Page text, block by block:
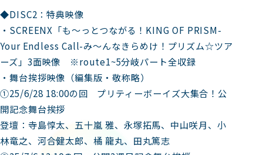
◆DISC2：特典映像
・SCREENX「も～っとつながる！KING OF PRISM-
Your Endless Call-み～んなきらめけ！プリズム☆ツア
ーズ」3面映像 ※route1~5分岐パート全収録
・舞台挨拶映像（編集版・敬称略）
①25/6/28 18:00の回 プリティーボーイズ大集合！公
開記念舞台挨拶
登壇：寺島惇太、五十嵐 雅、永塚拓馬、中山咲月、小
林竜之、河合健太郎、橘 龍丸、田丸篤志